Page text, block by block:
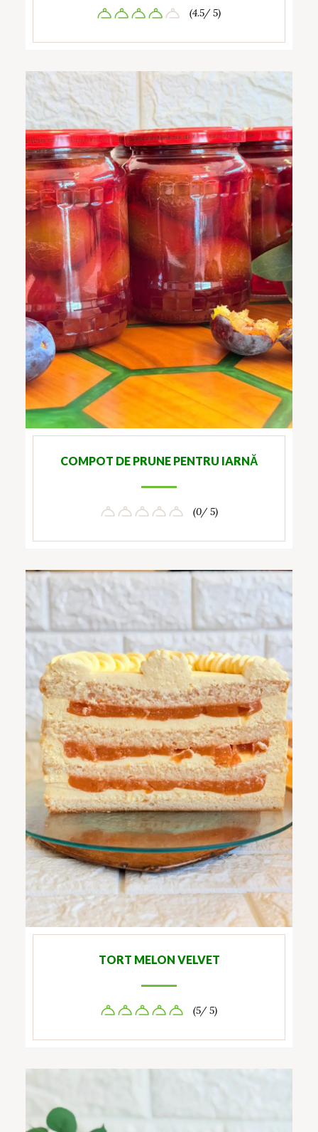
(4.5/ 5)
COMPOT DE PRUNE PENTRU IARNĂ
(0/ 5)
TORT MELON VELVET
(5/ 5)